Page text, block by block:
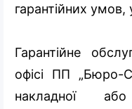
гарантійних
Гарантійне
офісі ПП „Бюро-
накладної